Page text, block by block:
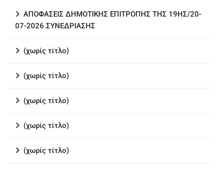
ΑΠΟΦΑΣΕΙΣ ΔΗΜΟΤΙΚΗΣ ΕΠΙΤΡΟΠΗΣ ΤΗΣ 19ΗΣ/20-
07-2026 ΣΥΝΕΔΡΙΑΣΗΣ
(χωρίς τίτλο)
(χωρίς τίτλο)
(χωρίς τίτλο)
(χωρίς τίτλο)
(χωρίς τίτλο)